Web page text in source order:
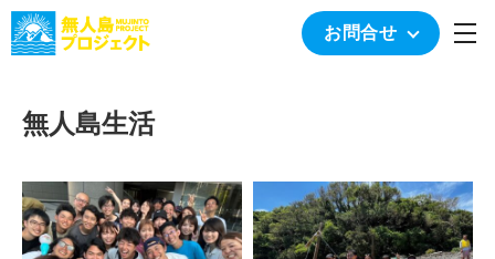
お問合せ
無人島生活